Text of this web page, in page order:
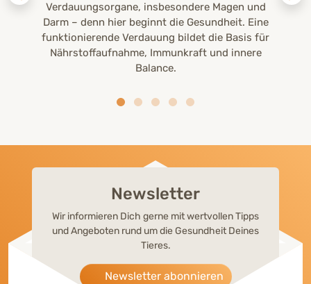
Verdauungsorgane, insbesondere Magen und
Darm – denn hier beginnt die Gesundheit. Eine
funktionierende Verdauung bildet die Basis für
Nährstoffaufnahme, Immunkraft und innere
Balance.
Newsletter
Wir informieren Dich gerne mit wertvollen Tipps
und Angeboten rund um die Gesundheit Deines
Tieres.
Newsletter abonnieren